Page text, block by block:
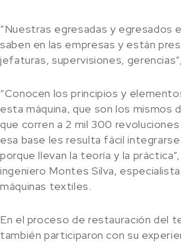
“Nuestras egresadas y egresados
saben en las empresas y están
jefaturas, supervisiones,
“Conocen los principios y
esta máquina, que son los mismos
que corren a 2 mil 300
esa base les resulta fácil
porque llevan la teoría y la
ingeniero Montes Silva,
máquinas textiles.
En el proceso de restauración del
también participaron con su